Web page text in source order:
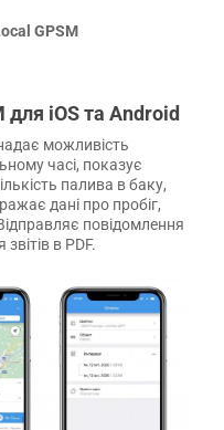
GPSM
для iOS та Android
можливість
часі, показує
палива в баку,
дані про пробіг,
повідомлення
в PDF.